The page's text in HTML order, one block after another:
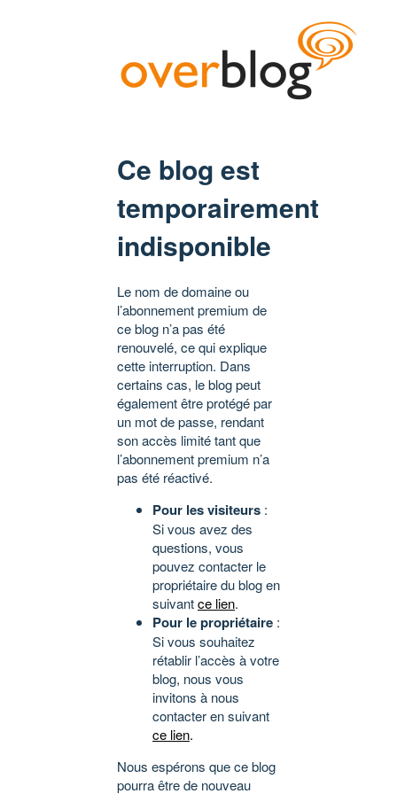
Ce blog est
temporairement
indisponible
Le nom de domaine ou
l’abonnement premium de
ce blog n’a pas été
renouvelé, ce qui explique
cette interruption. Dans
certains cas, le blog peut
également être protégé par
un mot de passe, rendant
son accès limité tant que
l’abonnement premium n’a
pas été réactivé.
Pour les visiteurs :
Si vous avez des
questions, vous
pouvez contacter le
propriétaire du blog en
suivantce lien.
Pour le propriétaire :
Si vous souhaitez
rétablir l’accès à votre
blog, nous vous
invitons à nous
contacter en suivant
ce lien.
Nous espérons que ce blog
pourra être de nouveau